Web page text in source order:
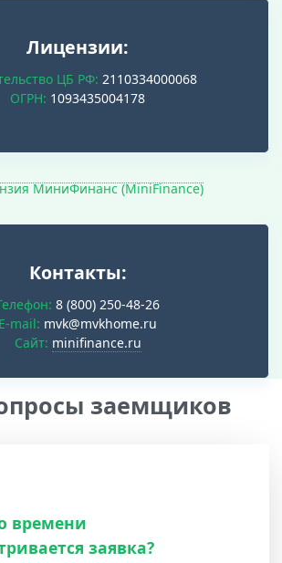
Лицензии:
ЦБ РФ: 2110334000068
ОГРН: 1093435004178
Контакты:
8 (800) 250-48-26
E-mail: mvk@mvkhome.ru
Cайт: minifinance.ru
заемщиков
времени
заявка?